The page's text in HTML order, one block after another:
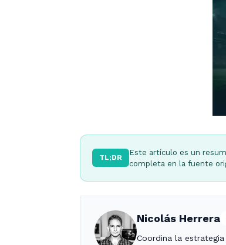
TL;DR
Este artículo es un
completa en la fuente
Nicolás Herrera
Coordina la